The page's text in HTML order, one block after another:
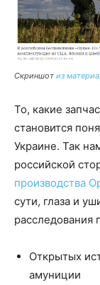
Скриншот из
То, какие
становится
Украине. Так
российской
производства
сути, глаза и
Открытых
амуниции